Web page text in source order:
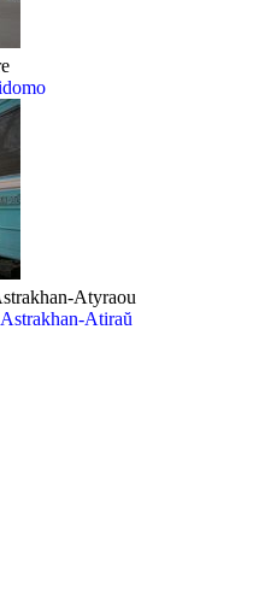
Atyraou
Atiraŭ